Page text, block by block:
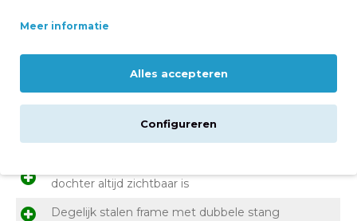
Optimaal comfort dankzij de rechte zithouding
en het heerlijke zadel
Lichtgewicht aluminium voordrager voor
dochter altijd zichtbaar is
Degelijk stalen frame met dubbele stang
Meer informatie
Alles accepteren
Configureren